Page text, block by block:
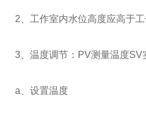
2、工作室内水位高度应高于
3、温度调节：PV测量温度SV
a、设置温度